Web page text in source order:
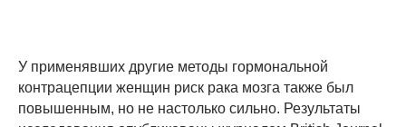
У применявших другие методы гормональной
контрацепции женщин риск рака мозга также был
повышенным, но не настолько сильно. Результаты